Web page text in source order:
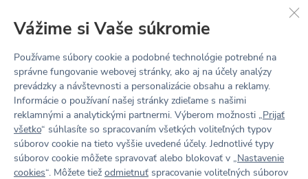
Navrhnuté a ušité v Česku.
menšiu.
členenie pre dokonale padnúci strih
dvojitý podprsenkový diel bez možnosti vypchávok
hlboký výstrih na chrbte s istiacimi popruhmi
logo tlač umiestnená na zadnom diele
Adéla meria 176 cm a má na sebe veľkosť S.
Tabuľka veľkostí
Materiál
HUG (80% Polyamid, 20% Elastan)
ľahký, zamatovo jemný, hebký na dotyk („druhá koža“)
elastický všetkými smermi (4-Way Stretch)
odvádza pot a vlhkosť od tela von, materiál rýchlo schne
(technológia Wicking finish)
Údržba a starostlivosť
Prať na 30 °C. Nebieliť. Nesušiť v bubnovej sušičke.
Nežehliť. Chemicky nečistiť. Nepoužívať aviváž, športové
odevy potom strácajú svoju funkčnosť.
Recenzie
Vážime si Vaše súkromie
Používame súbory cookie a podobné technológie potrebné na
správne fungovanie webovej stránky, ako aj na účely analýzy
prevádzky a návštevnosti a personalizácie obsahu a reklamy.
Informácie o používaní našej stránky zdieľame s našimi
reklamnými a analytickými partnermi. Výberom možnosti „Prijať
všetko“ súhlasíte so spracovaním všetkých voliteľných typov
súborov cookie na tieto vyššie uvedené účely. Jednotlivé typy
súborov cookie môžete spravovať alebo blokovať v „Nastavenie
cookies“. Môžete tiež odmietnuť spracovanie voliteľných súborov